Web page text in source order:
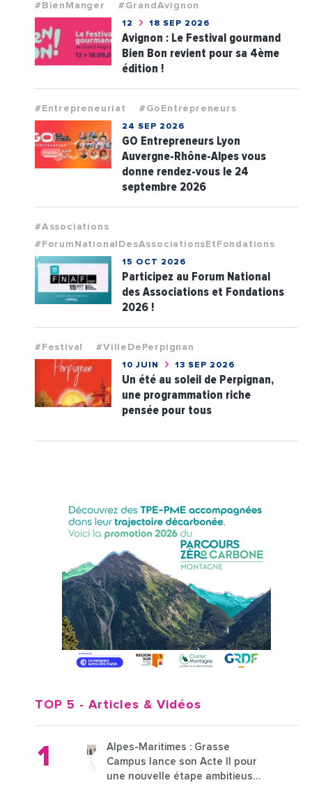
#BienManger #GrandAvignon
12 18 SEP 2026
Avignon : Le Festival gourmand
Bien Bon revient pour sa 4ème
édition !
#Entrepreneuriat #GoEntrepreneurs
24 SEP 2026
GO Entrepreneurs Lyon
Auvergne-Rhône-Alpes vous
donne rendez-vous le 24
septembre 2026
#Associations
#ForumNationalDesAssociationsEtFondations
15 OCT 2026
Participez au Forum National
des Associations et Fondations
2026 !
#Festival #VilleDePerpignan
10 JUIN 13 SEP 2026
Un été au soleil de Perpignan,
une programmation riche
pensée pour tous
TOP 5 - Articles & Vidéos
Alpes-Maritimes : Grasse
Campus lance son Acte II pour
une nouvelle étape ambitieuse